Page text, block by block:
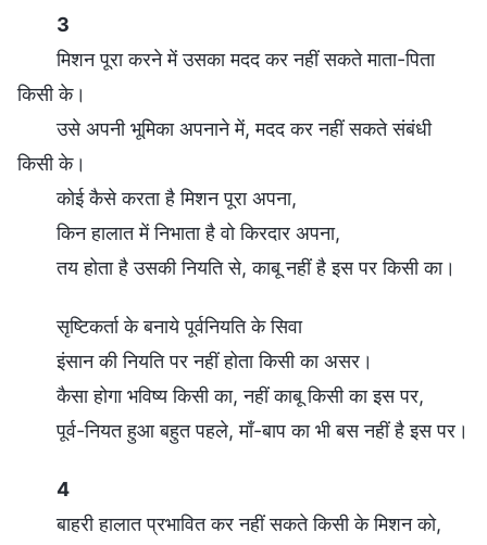
3
मिशन पूरा करने में उसका मदद कर नहीं सकते माता-पिता
किसी के।
उसे अपनी भूमिका अपनाने में, मदद कर नहीं सकते संबंधी
किसी के।
कोई कैसे करता है मिशन पूरा अपना,
किन हालात में निभाता है वो किरदार अपना,
तय होता है उसकी नियति से, काबू नहीं है इस पर किसी का।
सृष्टिकर्ता के बनाये पूर्वनियति के सिवा
इंसान की नियति पर नहीं होता किसी का असर।
कैसा होगा भविष्य किसी का, नहीं काबू किसी का इस पर,
पूर्व-नियत हुआ बहुत पहले, माँ-बाप का भी बस नहीं है इस पर।
4
बाहरी हालात प्रभावित कर नहीं सकते किसी के मिशन को,